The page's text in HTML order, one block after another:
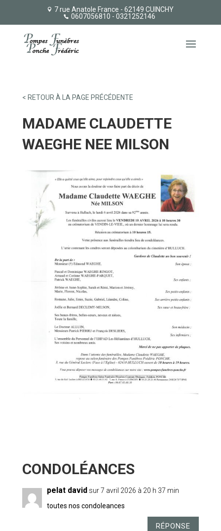
7 rue Anatole France - 62149 CUINCHY
0607056810 - 0321252146
< RETOUR À LA PAGE PRÉCÉDENTE
MADAME CLAUDETTE
WAEGHE NEE MILSON
pelat david sur 7 avril 2026 à 20 h 37 min
toutes nos condoleances
RÉPONSE